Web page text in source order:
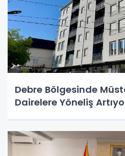
Debre Bölgesinde
Dairelere Yöneliş